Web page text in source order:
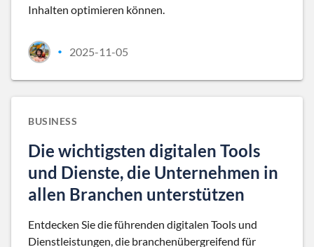
Inhalten optimieren können.
• 2025-11-05
BUSINESS
Die wichtigsten digitalen Tools
und Dienste, die Unternehmen in
allen Branchen unterstützen
Entdecken Sie die führenden digitalen Tools und
Dienstleistungen, die branchenübergreifend für